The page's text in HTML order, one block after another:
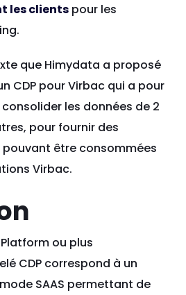
les clients pour les
que Himydata a proposé
CDP pour Virbac qui a pour
les données de 2
pour fournir des
être consommées
Virbac.
ou plus
CDP correspond à un
SAAS permettant de